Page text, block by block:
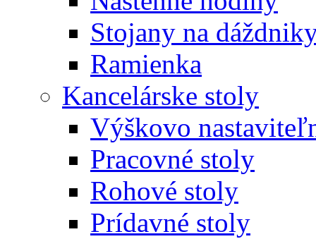
Stojany na
Ramienka
Kancelárske stoly
Výškovo
Pracovné stoly
Rohové stoly
Prídavné stoly